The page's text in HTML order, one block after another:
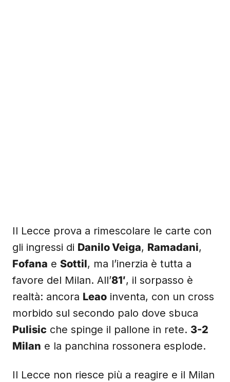
Il Lecce prova a rimescolare le carte con
gli ingressi di Danilo Veiga, Ramadani,
Fofana e Sottil, ma l’inerzia è tutta a
favore del Milan. All’81′, il sorpasso è
realtà: ancora Leao inventa, con un cross
morbido sul secondo palo dove sbuca
Pulisic che spinge il pallone in rete. 3-2
Milan e la panchina rossonera esplode.
Il Lecce non riesce più a reagire e il Milan